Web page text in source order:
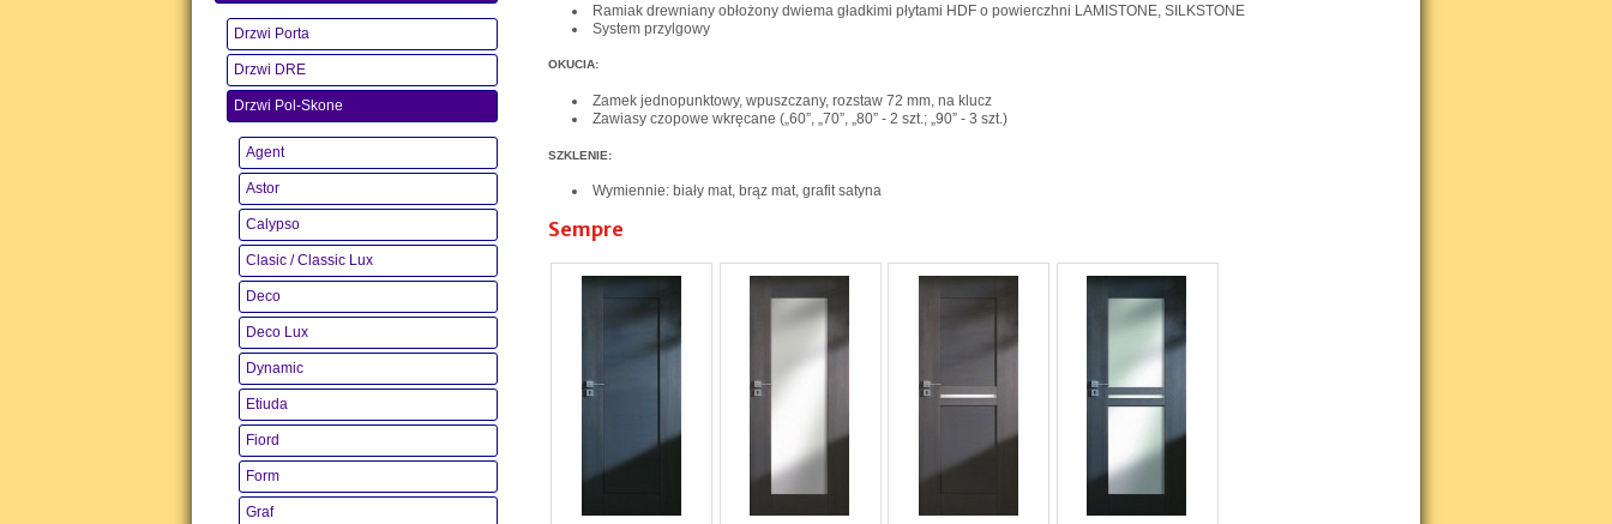
Ramiak drewniany obłożony dwiema gładkimi płytami HDF o powierczhni LAMISTONE, SILKSTONE
System przylgowy
OKUCIA:
Zamek jednopunktowy, wpuszczany, rozstaw 72 mm, na klucz
Zawiasy czopowe wkręcane („60”, „70”, „80” - 2 szt.; „90” - 3 szt.)
SZKLENIE:
Wymiennie: biały mat, brąz mat, grafit satyna
Sempre
Drzwi Porta
Drzwi DRE
Drzwi Pol-Skone
Agent
Astor
Calypso
Clasic / Classic Lux
Deco
Deco Lux
Dynamic
Etiuda
Fiord
Form
Graf